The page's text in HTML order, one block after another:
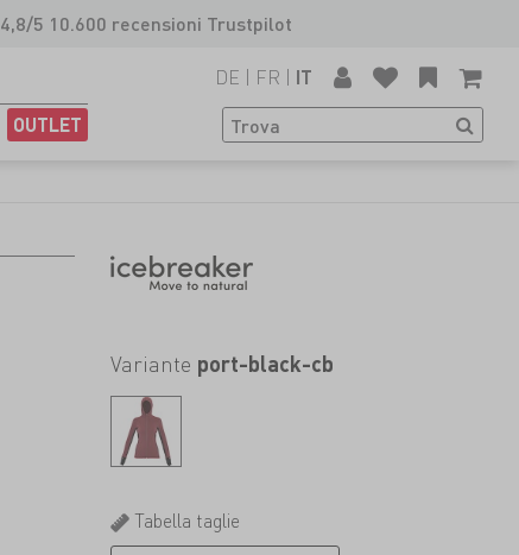
4,8/5 10.600 recensioni Trustpilot
OUTLET
DE | FR | IT
Variante port-black-cb
Tabella taglie